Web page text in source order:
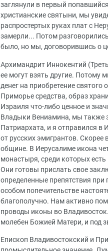
заглянули в первый
христианские святыни, мы
распростертых руках плат с
замерли... Потом
было, но мы, договорившись о
Архимандрит Иннокентий
ее могут взять другие. Потому
денег на приобретение
Приморье средства, образ
Израиля что-либо ценное и
Владыки Вениамина, мы также
Патриархата, и я отправился в
от русских эмигрантов.
общине. В Иерусалиме икона
монастыря, среди которых
Они готовы прислать свое
определенные препятствия
особом попечительстве
благополучно. Нам активно
проводы иконы во
молебен Божией Матери, и под
Епископ Владивостокский и